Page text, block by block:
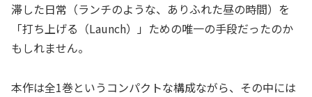
滞した日常（ランチのような、ありふれた昼の時間）を
「打ち上げる（Launch）」ための唯一の手段だったのか
もしれません。
本作は全1巻というコンパクトな構成ながら、その中には